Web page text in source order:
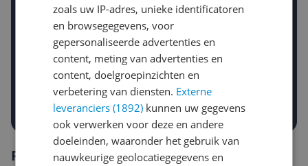
Gewenste daling of bedrag
-10% -15%
Gewenste prijs
Prijsalert aanzetten
Reviews
zoals uw IP-adres, unieke identificatoren
en browsegegevens, voor
gepersonaliseerde advertenties en
content, meting van advertenties en
content, doelgroepinzichten en
verbetering van diensten. Externe
leveranciers (1892) kunnen uw gegevens
ook verwerken voor deze en andere
doeleinden, waaronder het gebruik van
nauwkeurige geolocatiegegevens en